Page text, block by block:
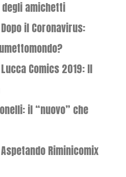
amichetti
il Coronavirus:
Comics 2019: Il
il “nuovo” che
Riminicomix